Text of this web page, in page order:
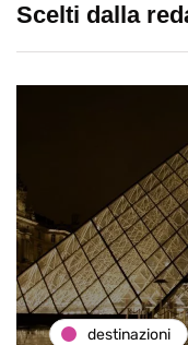
Scelti dalla
destinazioni